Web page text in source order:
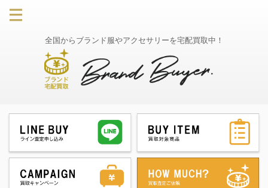
全国からブランド服やアクセサリーを宅配買取中！